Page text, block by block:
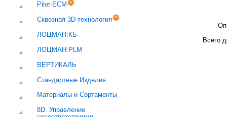
Pilot-ECM
Сквозная 3D-технология
ЛОЦМАН:КБ
ЛОЦМАН:PLM
ВЕРТИКАЛЬ
Стандартные Изделия
Материалы и Сортаменты
8D. Управление
Всего